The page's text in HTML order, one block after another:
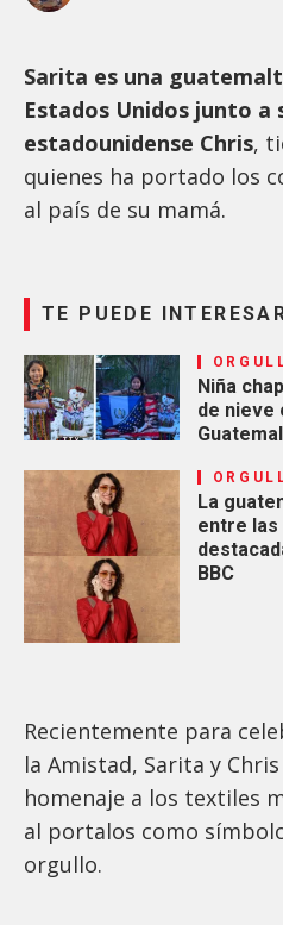
Sarita es una
Estados Unidos junto a
estadounidense Chris,
quienes ha portado los
al país de su mamá.
TE PUEDE
Niña
de nieve
La
entre las
BBC
Recientemente para
la Amistad, Sarita y
homenaje a los textiles
al portalos como
orgullo.